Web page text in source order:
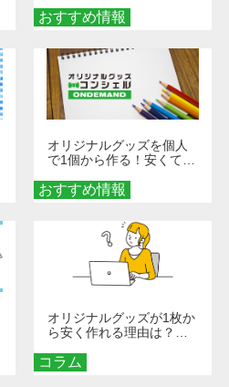
おすすめ情報
ダーメイドする魅力と選
び方
おすすめ情報
オリジナルグッズを個人
で1個から作る！安くて簡
秘訣
コラム
オリジナルグッズが1枚か
ら安く作れる理由は？オ
とメリットを解説